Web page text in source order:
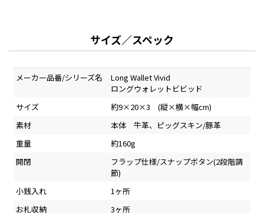
サイズ／スペック
メーカー品番/シリーズ名
Long Wallet Vivid
ロングウォレットビビッド
サイズ
約9×20×3 (縦×横×幅cm)
素材
本体 牛革、ピッグスキン/豚革
重量
約160g
開閉
フラップ仕様/スナップボタン(2段階調
節)
小銭入れ
1ヶ所
お札収納
3ヶ所